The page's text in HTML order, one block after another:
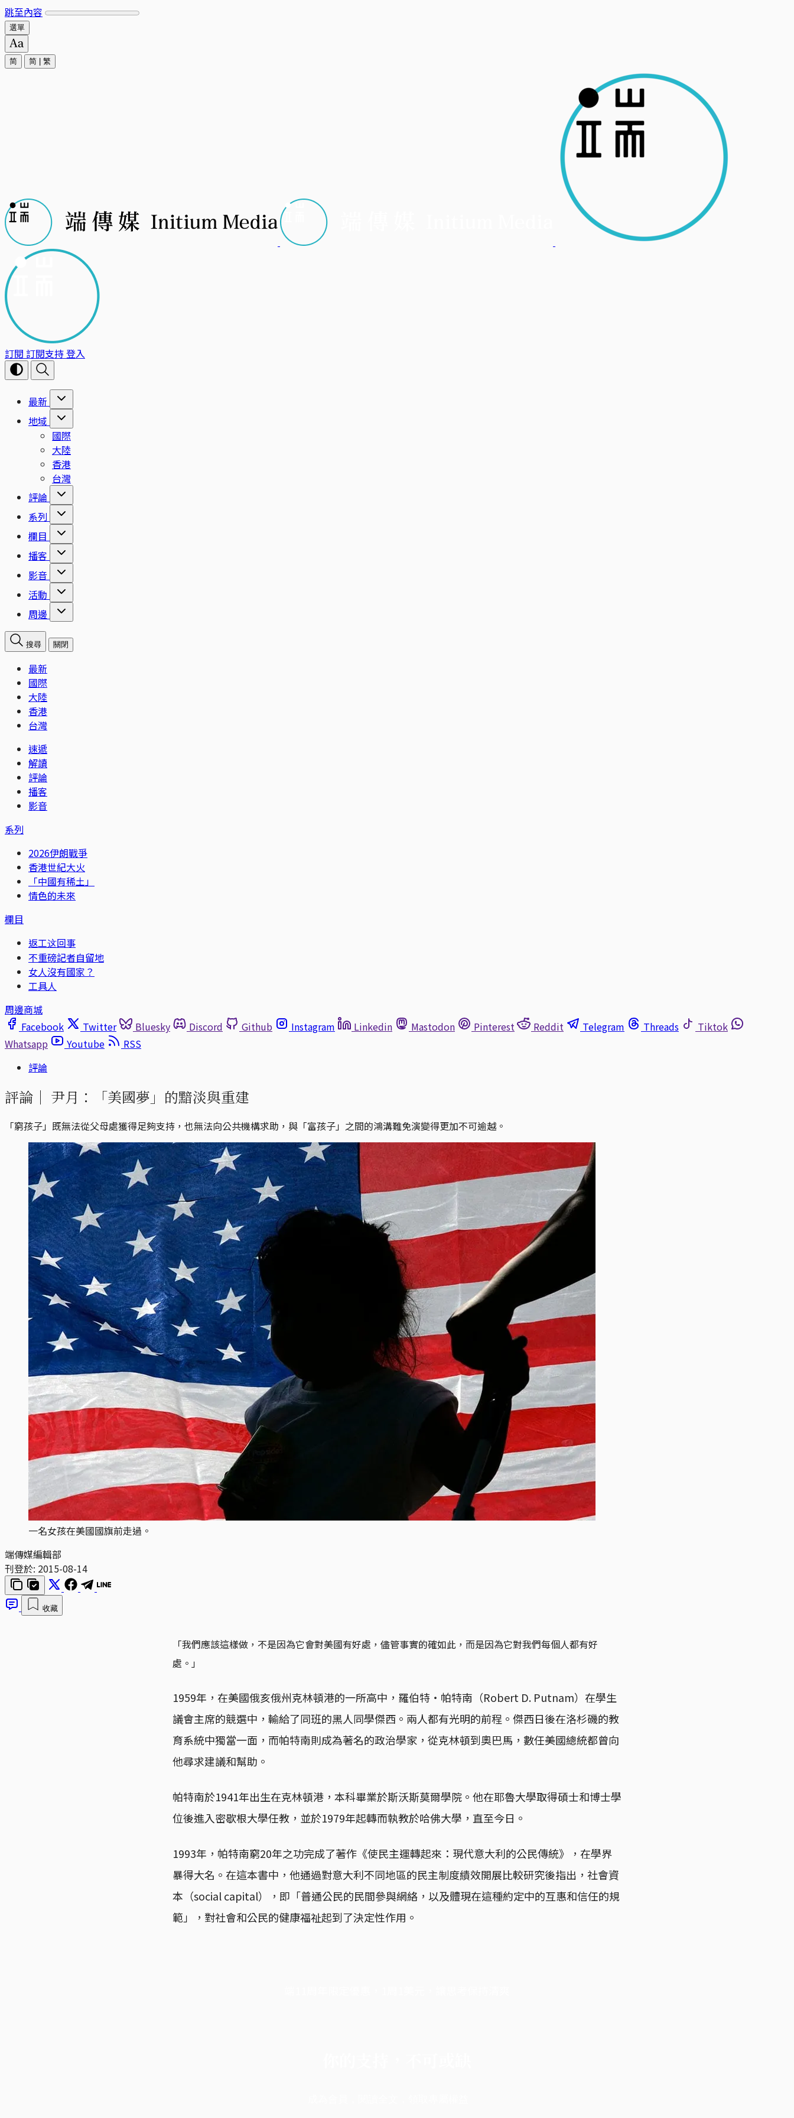
跳至內容
選單
简 简 繁
訂閱 訂閱支持登入
最新
地域
國際
大陸
香港
台灣
評論
系列
欄目
播客
影音
活動
周邊
搜尋 關閉
最新
國際
大陸
香港
台灣
速遞
解讀
評論
播客
影音
系列
2026伊朗戰爭
香港世紀大火
「中國有稀土」
情色的未來
欄目
返工这回事
不重磅記者自留地
女人沒有國家？
工具人
周邊商城
Facebook
Twitter Bluesky Discord Github Instagram Linkedin Mastodon Pinterest Reddit Telegram Threads
Tiktok
Whatsapp
Youtube
RSS
評論
評論｜ 尹月：「美國夢」的黯淡與重建
「窮孩子」既無法從父母處獲得足夠支持，也無法向公共機構求助，與「富孩子」之間的鴻溝難免演變得更加不可逾越。
一名女孩在美國國旗前走過。
端傳媒編輯部
刊登於: 2015-08-14
收藏
「我們應該這樣做，不是因為它會對美國有好處，儘管事實的確如此，而是因為它對我們每個人都有好
處。」
1959年，在美國俄亥俄州克林頓港的一所高中，羅伯特・帕特南（Robert D. Putnam）在學生
議會主席的競選中，輸給了同班的黑人同學傑西。兩人都有光明的前程。傑西日後在洛杉磯的教
育系統中獨當一面，而帕特南則成為著名的政治學家，從克林頓到奧巴馬，數任美國總統都曾向
他尋求建議和幫助。
帕特南於1941年出生在克林頓港，本科畢業於斯沃斯莫爾學院。他在耶魯大學取得碩士和博士學
位後進入密歇根大學任教，並於1979年起轉而執教於哈佛大學，直至今日。
1993年，帕特南窮20年之功完成了著作《使民主運轉起來：現代意大利的公民傳統》，在學界
暴得大名。在這本書中，他通過對意大利不同地區的民主制度績效開展比較研究後指出，社會資
本（social capital），即「普通公民的民間參與網絡，以及體現在這種約定中的互惠和信任的規
範」，對社會和公民的健康福祉起到了決定性作用。